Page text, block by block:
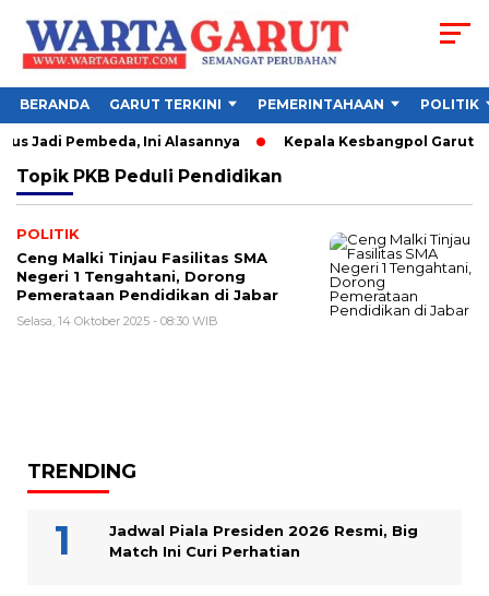
BERANDA GARUT TERKINI PEMERINTAHAAN POLITIK
Jadi Pembeda, Ini Alasannya Kepala Kesbangpol Garut
Topik PKB Peduli Pendidikan
POLITIK
Ceng Malki Tinjau Fasilitas SMA
Negeri 1 Tengahtani, Dorong
Pemerataan Pendidikan di Jabar
Selasa, 14 Oktober 2025 - 08:30 WIB
TRENDING
Jadwal Piala Presiden 2026 Resmi, Big
Match Ini Curi Perhatian